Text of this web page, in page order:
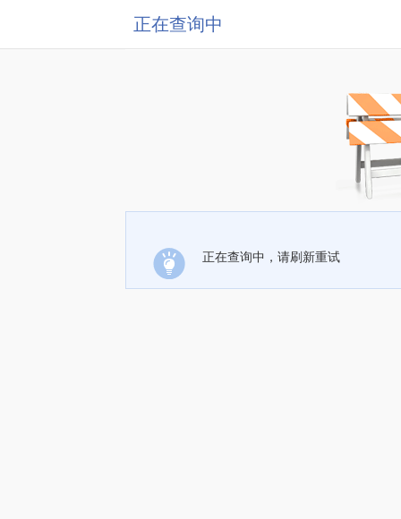
正在查询中
正在查询中，请刷新重试